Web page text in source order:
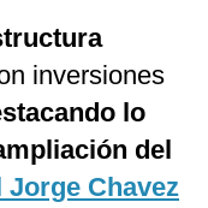
inversiones
lo
del
Chavez